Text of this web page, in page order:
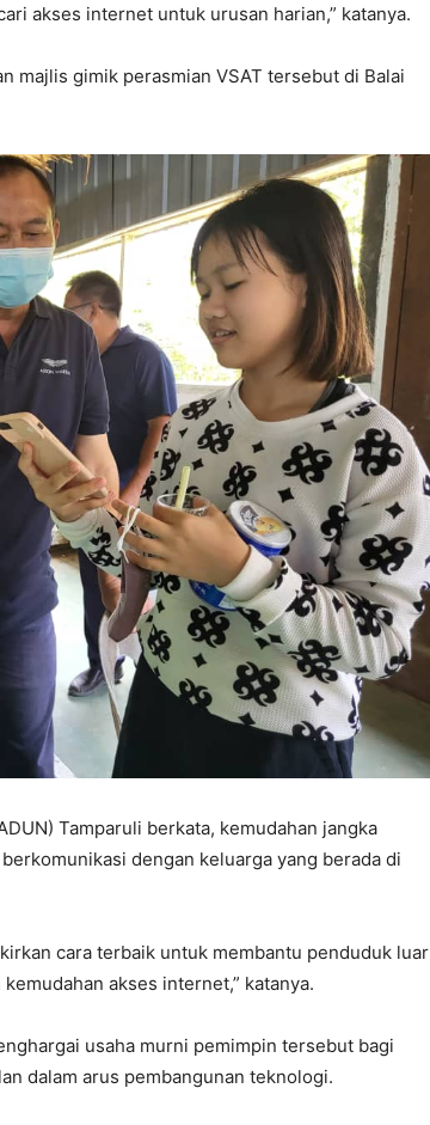
akses internet untuk urusan harian,” katanya.
majlis gimik perasmian VSAT tersebut di Balai
Tamparuli berkata, kemudahan jangka
dengan keluarga yang berada di
cara terbaik untuk membantu penduduk luar
akses internet,” katanya.
usaha murni pemimpin tersebut bagi
dalam arus pembangunan teknologi.